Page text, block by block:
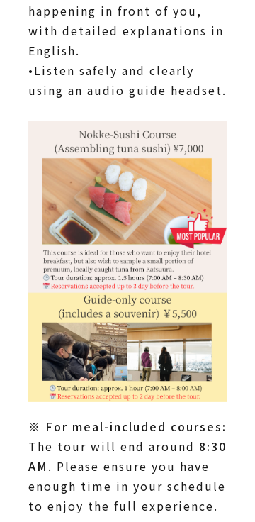
happening in front of you,
with detailed explanations in
English.
•Listen safely and clearly
using an audio guide headset.
※ For meal-included courses:
The tour will end around 8:30
AM . Please ensure you have
enough time in your schedule
to enjoy the full experience.